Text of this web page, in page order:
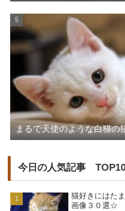
まるで天使のような白猫の
今日の人気記事
猫好きにはた
画像３０選☆